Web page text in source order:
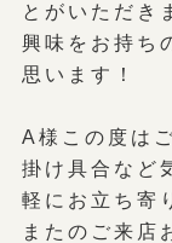
とがいただき
興味をお持ち
思います！
A様この度は
掛け具合など
軽にお立ち寄
またのご来店